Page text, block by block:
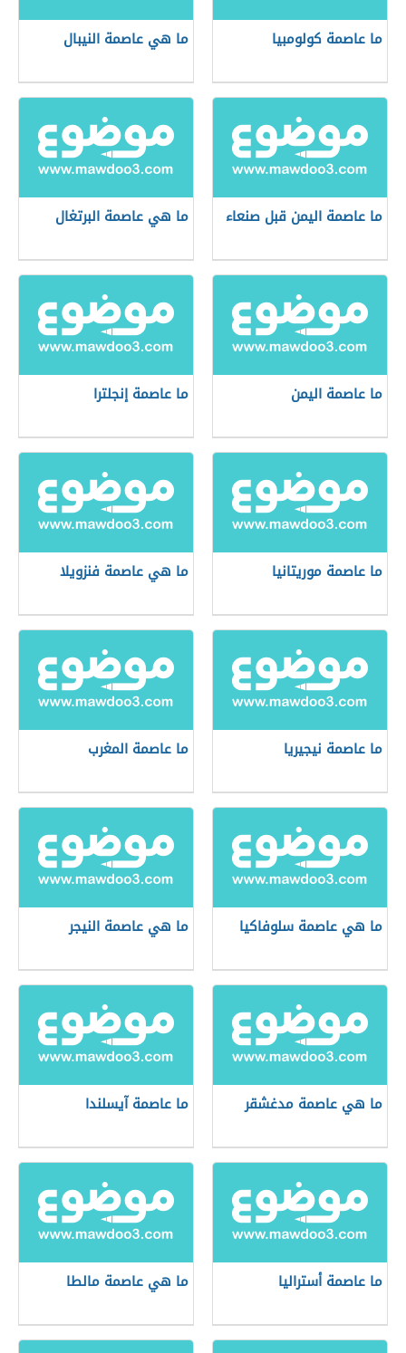
ما عاصمة كولومبيا ما هي عاصمة النيبال
ما عاصمة اليمن قبل صنعاء ما هي عاصمة البرتغال
ما عاصمة اليمن ما عاصمة إنجلترا
ما عاصمة موريتانيا ما هي عاصمة فنزويلا
ما عاصمة نيجيريا ما عاصمة المغرب
ما هي عاصمة سلوفاكيا ما هي عاصمة النيجر
ما هي عاصمة مدغشقر ما عاصمة آيسلندا
ما عاصمة أستراليا ما هي عاصمة مالطا